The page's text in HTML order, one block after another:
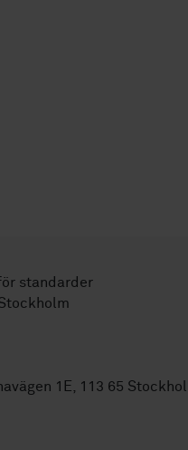
standarder
1E, 113 65